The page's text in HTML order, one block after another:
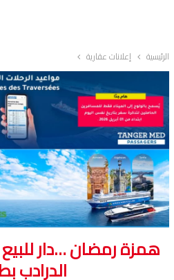
الرئيسية إعلانات عقارية
الدرادب